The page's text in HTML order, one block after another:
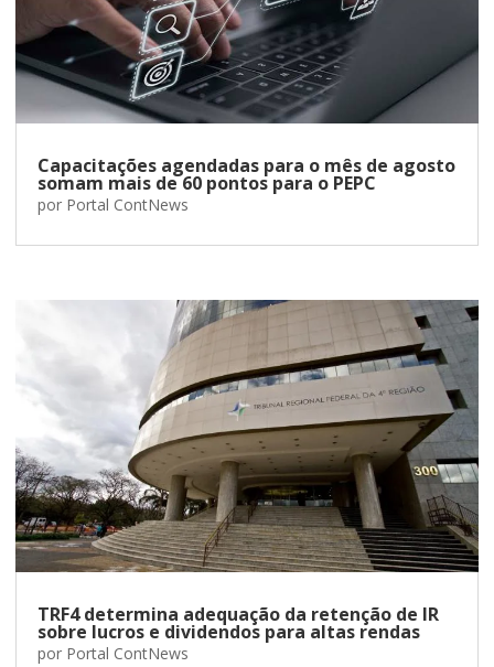
Capacitações agendadas para o mês de agosto
somam mais de 60 pontos para o PEPC
por Portal ContNews
TRF4 determina adequação da retenção de IR
sobre lucros e dividendos para altas rendas
por Portal ContNews